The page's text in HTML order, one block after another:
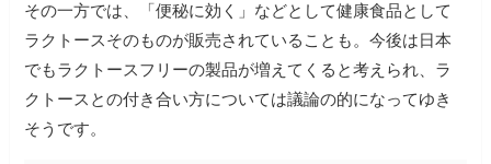
その一方では、「便秘に効く」などとして健康食品として
ラクトースそのものが販売されていることも。今後は日本
でもラクトースフリーの製品が増えてくると考えられ、ラ
クトースとの付き合い方については議論の的になってゆき
そうです。